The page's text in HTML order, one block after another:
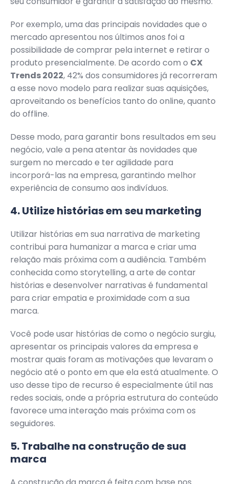
Por exemplo, uma das principais novidades que o
mercado apresentou nos últimos anos foi a
possibilidade de comprar pela internet e retirar o
produto presencialmente. De acordo com o CX
Trends 2022, 42% dos consumidores já recorreram
a esse novo modelo para realizar suas aquisições,
aproveitando os benefícios tanto do online, quanto
do offline.
Desse modo, para garantir bons resultados em seu
negócio, vale a pena atentar às novidades que
surgem no mercado e ter agilidade para
incorporá-las na empresa, garantindo melhor
experiência de consumo aos indivíduos.
4. Utilize histórias em seu marketing
Utilizar histórias em sua narrativa de marketing
contribui para humanizar a marca e criar uma
relação mais próxima com a audiência. Também
conhecida como storytelling, a arte de contar
histórias e desenvolver narrativas é fundamental
para criar empatia e proximidade com a sua
marca.
Você pode usar histórias de como o negócio surgiu,
apresentar os principais valores da empresa e
mostrar quais foram as motivações que levaram o
negócio até o ponto em que ela está atualmente. O
uso desse tipo de recurso é especialmente útil nas
redes sociais, onde a própria estrutura do conteúdo
favorece uma interação mais próxima com os
seguidores.
5. Trabalhe na construção de sua
marca